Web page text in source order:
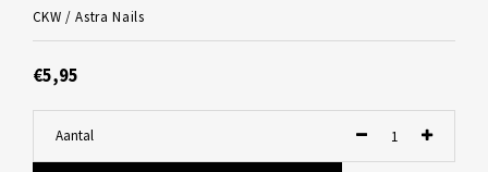
CKW /Astra Nails
€5,95
Aantal